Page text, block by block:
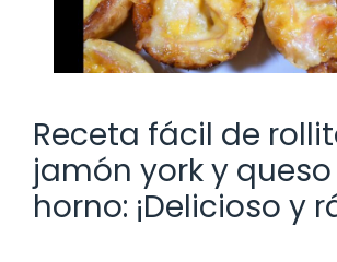
Receta fácil de
jamón york y
horno: ¡Delicioso y